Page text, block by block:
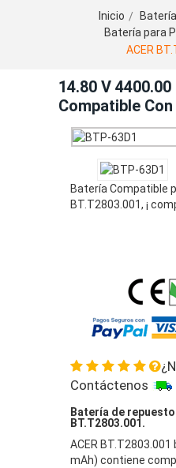
Inicio
Batería para
ACER
14.80 V
Compatible Con
BT.T2803.001
Batería Compatible
BT.T2803.001, ¡
Contáctenos
Batería de repuesto
BT.T2803.001.
ACER
mAh) contiene